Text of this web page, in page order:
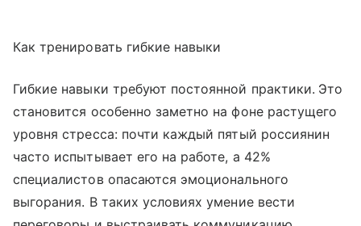
Как тренировать гибкие навыки
Гибкие навыки требуют постоянной практики. Это
становится особенно заметно на фоне растущего
уровня стресса: почти каждый пятый россиянин
часто испытывает его на работе, а 42%
специалистов опасаются эмоционального
выгорания. В таких условиях умение вести